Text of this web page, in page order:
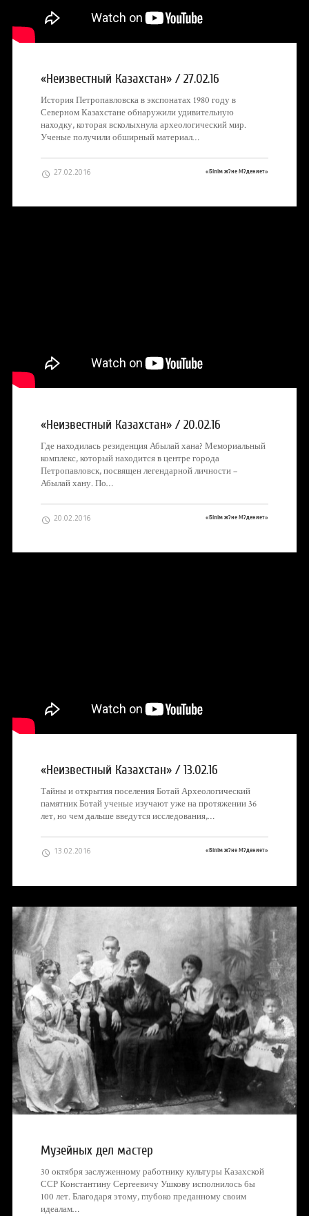
«Неизвестный Казахстан» / 27.02.16
История Петропавловска в экспонатах 1980 году в
Северном Казахстане обнаружили удивительную
находку, которая всколыхнула археологический мир.
Ученые получили обширный материал…
27.02.2016 «Білім ж?не М?дениет»
«Неизвестный Казахстан» / 20.02.16
Где находилась резиденция Абылай хана? Мемориальный
комплекс, который находится в центре города
Петропавловск, посвящен легендарной личности –
Абылай хану. По…
20.02.2016 «Білім ж?не М?дениет»
«Неизвестный Казахстан» / 13.02.16
Тайны и открытия поселения Ботай Археологический
памятник Ботай ученые изучают уже на протяжении 36
лет, но чем дальше введутся исследования,…
13.02.2016 «Білім ж?не М?дениет»
Музейных дел мастер
30 октября заслуженному работнику культуры Казахской
ССР Константину Сергеевичу Ушкову исполнилось бы
100 лет. Благодаря этому, глубоко преданному своим
идеалам…